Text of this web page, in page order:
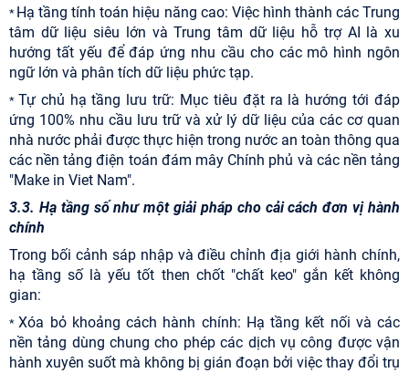
* Hạ tầng tính toán hiệu năng cao: Việc hình thành các Trung
tâm dữ liệu siêu lớn và Trung tâm dữ liệu hỗ trợ AI là xu
hướng tất yếu để đáp ứng nhu cầu cho các mô hình ngôn
ngữ lớn và phân tích dữ liệu phức tạp.
* Tự chủ hạ tầng lưu trữ: Mục tiêu đặt ra là hướng tới đáp
ứng 100% nhu cầu lưu trữ và xử lý dữ liệu của các cơ quan
nhà nước phải được thực hiện trong nước an toàn thông qua
các nền tảng điện toán đám mây Chính phủ và các nền tảng
"Make in Viet Nam".
3.3. Hạ tầng số như một giải pháp cho cải cách đơn vị hành
chính
Trong bối cảnh sáp nhập và điều chỉnh địa giới hành chính,
hạ tầng số là yếu tốt then chốt "chất keo" gắn kết không
gian:
* Xóa bỏ khoảng cách hành chính: Hạ tầng kết nối và các
nền tảng dùng chung cho phép các dịch vụ công được vận
hành xuyên suốt mà không bị gián đoạn bởi việc thay đổi trụ